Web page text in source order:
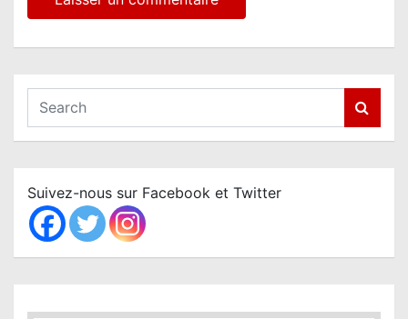
a
c
h
Suivez-nous sur Facebook et Twitter